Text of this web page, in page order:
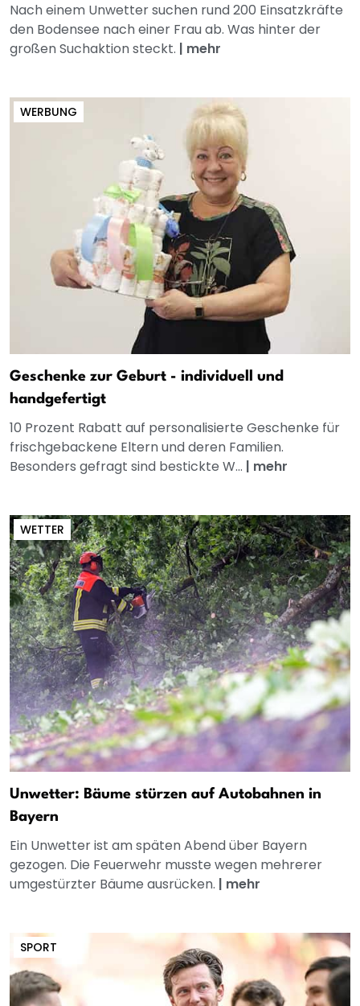
Nach einem Unwetter suchen rund 200 Einsatzkräfte
den Bodensee nach einer Frau ab. Was hinter der
großen Suchaktion steckt. | mehr
WERBUNG
Geschenke zur Geburt - individuell und
handgefertigt
10 Prozent Rabatt auf personalisierte Geschenke für
frischgebackene Eltern und deren Familien.
Besonders gefragt sind bestickte W... | mehr
WETTER
Unwetter: Bäume stürzen auf Autobahnen in
Bayern
Ein Unwetter ist am späten Abend über Bayern
gezogen. Die Feuerwehr musste wegen mehrerer
umgestürzter Bäume ausrücken. | mehr
SPORT